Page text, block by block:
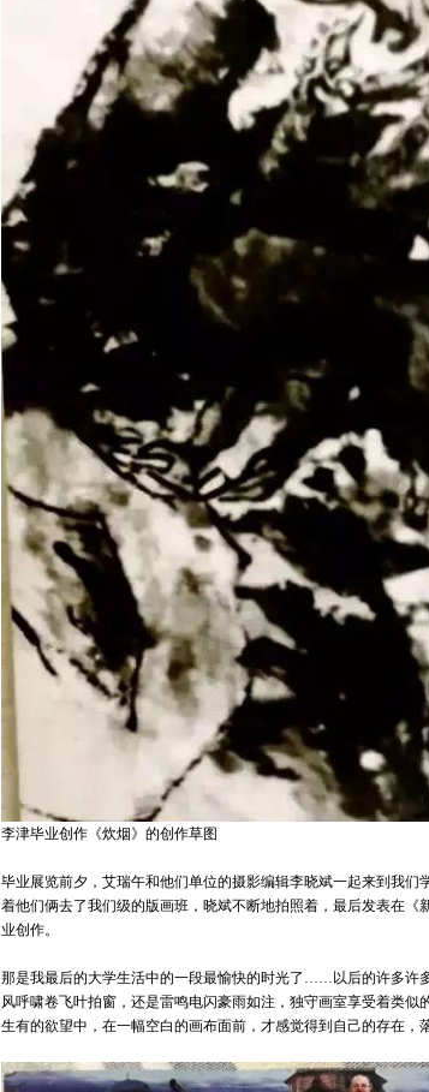
李津毕业创作《炊烟》的创作草图
毕业展览前夕，艾瑞午和他们单位的摄影编辑李晓斌一起来到我
着他们俩去了我们级的版画班，晓斌不断地拍照着，最后发表在
业创作。
那是我最后的大学生活中的一段最愉快的时光了……以后的许多许
风呼啸卷飞叶拍窗，还是雷鸣电闪豪雨如注，独守画室享受着类
生有的欲望中，在一幅空白的画布面前，才感觉得到自己的存在，